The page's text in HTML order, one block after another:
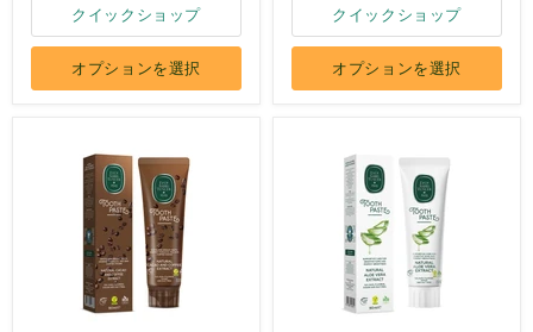
クイックショップ
オプションを選択
クイックショップ
オプションを選択